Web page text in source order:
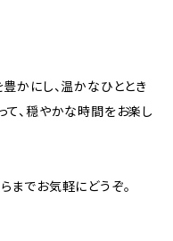
かにし、温かなひととき
て、穏やかな時間をお楽し
までお気軽にどうぞ。